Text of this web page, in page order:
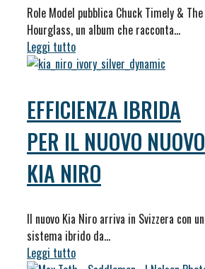
Role Model pubblica Chuck Timely & The
Hourglass, un album che racconta…
Leggi tutto
EFFICIENZA IBRIDA
PER IL NUOVO NUOVO
KIA NIRO
Il nuovo Kia Niro arriva in Svizzera con un
sistema ibrido da…
Leggi tutto